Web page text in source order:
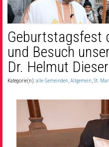
Gottesdienste & Sinnsuche
Gemeinschaft & Soziales
Musik & Kultur
Geburtstagsfest
und Besuch
Dr. Helmut Dieser
Kategorie(n):alle Gemeinden,Allgemein,St.